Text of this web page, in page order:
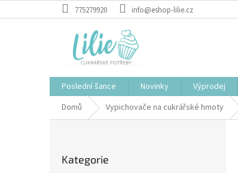
na
775279920 info@eshop-lilie.cz
Poslední šance Novinky Výprodej
Domů
Vypichovače na cukrářské hmoty
kategorie
Kategorie